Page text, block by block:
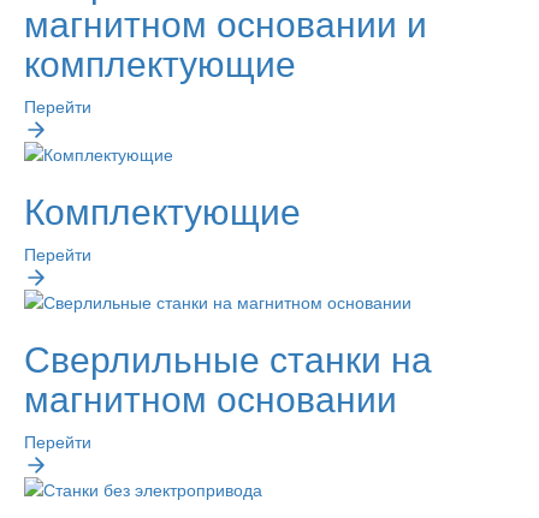
магнитном основании и
комплектующие
Перейти
Комплектующие
Перейти
Сверлильные станки на
магнитном основании
Перейти